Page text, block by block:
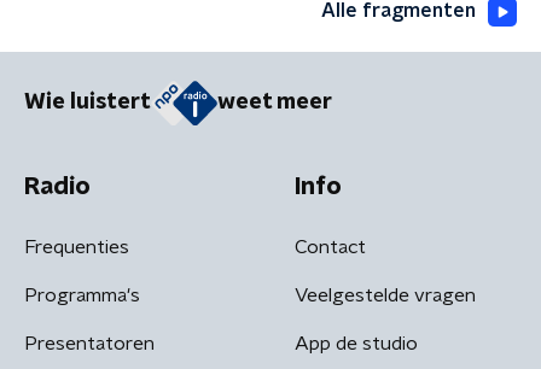
Alle fragmenten
Wie luistert weet meer
Radio
Frequenties
Programma's
Presentatoren
Info
Contact
Veelgestelde vragen
App de studio